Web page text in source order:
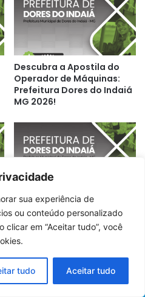
sua experiência de
ou conteúdo personalizado
clicar em “Aceitar tudo”, você
tudo Aceitar tudo
Descubra a Apostila do
Operador de Máquinas:
Prefeitura Dores do Indaiá
MG 2026!
Descubra a Apostila
Servente Escolar da
Prefeitura de Dores do
Indaiá MG 2026!